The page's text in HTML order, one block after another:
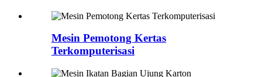
Mesin Pemotong Kertas
Terkomputerisasi